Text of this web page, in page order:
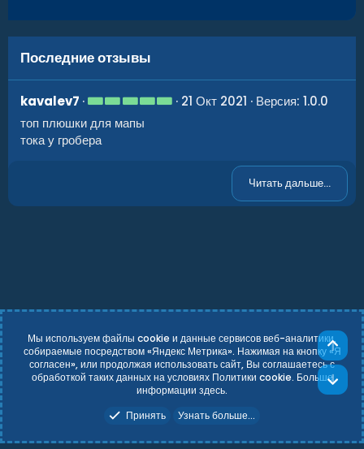
Последние отзывы
kavalev7 5 21 Окт 2021
Версия: 1.0.0
топ плюшки для мапы
тока у гробера
Читать дальше...
Russian (RU)
Условия и правила
Политика конфиденциальности
Справка Главная
R
Мы используем файлы cookie и данные сервисов веб-аналитики,
собираемые посредством «Яндекс Метрика». Нажимая на кнопку «Я
согласен», или продолжая использовать сайт, Вы соглашаетесь с
обработкой таких данных на условиях Политики cookie. Больше
информации здесь.
Принять
Узнать больше...